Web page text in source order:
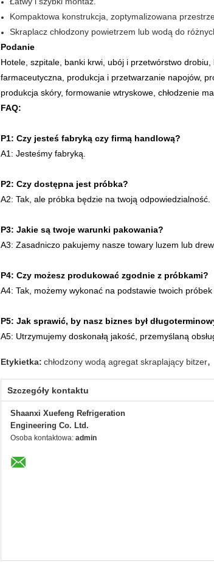
Kompaktowa konstrukcja, zoptymalizowana
Skraplacz chłodzony powietrzem lub wodą do
Podanie
Hotele, szpitale, banki krwi, ubój i przetwórstwo
farmaceutyczna, produkcja i przetwarzanie napojów,
produkcja skóry, formowanie wtryskowe, chłodzenie
FAQ:
P1: Czy jesteś fabryką czy firmą handlową?
A1: Jesteśmy fabryką.
P2: Czy dostępna jest próbka?
A2: Tak, ale próbka będzie na twoją odpowiedzialność.
P3: Jakie są twoje warunki pakowania?
A3: Zasadniczo pakujemy nasze towary luzem lub
P4: Czy możesz produkować zgodnie z próbkami?
A4: Tak, możemy wykonać na podstawie twoich
P5: Jak sprawić, by nasz biznes był
A5: Utrzymujemy doskonałą jakość, przemyślaną
Etykietka: chłodzony wodą agregat skraplający bitzer,
Szczegóły kontaktu
Shaanxi Xuefeng Refrigeration
Engineering Co. Ltd.
Osoba kontaktowa: admin